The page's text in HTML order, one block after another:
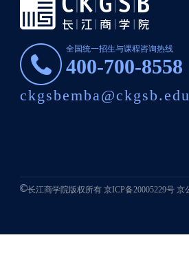
全国统一招生与课程咨询热线
400-700-8558
长江商学院版权所有京ICP备20005229号 京